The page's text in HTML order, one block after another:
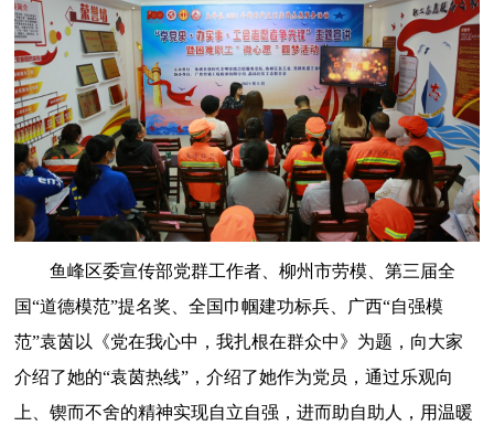
鱼峰区委宣传部党群工作者、柳州市劳模、第三届全
国“道德模范”提名奖、全国巾帼建功标兵、广西“自强模
范”袁茵以《党在我心中，我扎根在群众中》为题，向大家
介绍了她的“袁茵热线”，介绍了她作为党员，通过乐观向
上、锲而不舍的精神实现自立自强，进而助自助人，用温暖